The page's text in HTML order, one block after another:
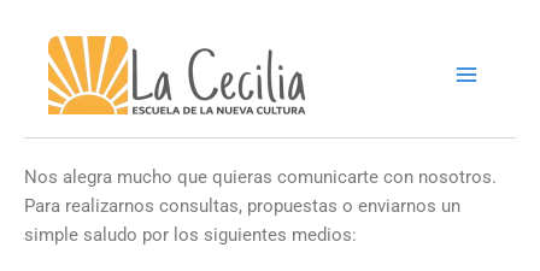
contenido
Nos alegra mucho que quieras comunicarte con nosotros.
Para realizarnos consultas, propuestas o enviarnos un
simple saludo por los siguientes medios: